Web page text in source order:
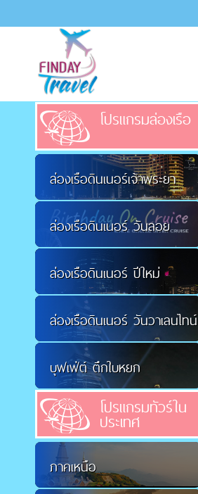
โปรแกรมล่องเรือ
ล่องเรือดินเนอร์เจ้าพระยา
ล่องเรือดินเนอร์ วันลอย
กระทง
ล่องเรือดินเนอร์ ปีใหม่
ล่องเรือดินเนอร์ วันวาเลนไทน์
บุฟเฟ่ต์ ตึกใบหยก
โปรแกรมทัวร์ใน
ประเทศ
ภาคเหนือ